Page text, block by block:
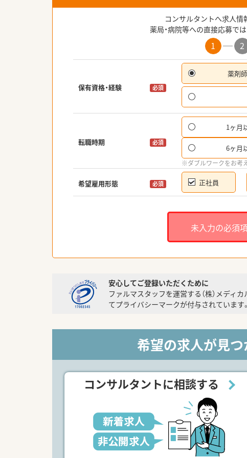
コンサルタントへ求人情
薬局・病院等への直接応募で
1 2
保有資格・経験 必須
薬剤
転職時期 必須
1ヶ月
6ヶ月
※ダブルワークをお考
希望雇用形態 必須 正社員
未入力の必須
安心してご登録いただくために
ファルマスタッフを運営する（株）メディ
てプライバシーマークが付与されています。
希望の求人が見
コンサルタントに相談する